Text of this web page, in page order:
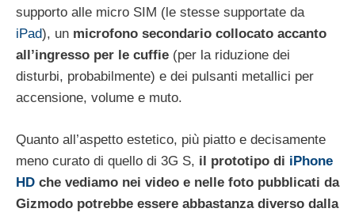
supporto alle micro SIM (le stesse supportate da
iPad), un microfono secondario collocato accanto
all’ingresso per le cuffie (per la riduzione dei
disturbi, probabilmente) e dei pulsanti metallici per
accensione, volume e muto.
Quanto all’aspetto estetico, più piatto e decisamente
meno curato di quello di 3G S, il prototipo di iPhone
HD che vediamo nei video e nelle foto pubblicati da
Gizmodo potrebbe essere abbastanza diverso dalla